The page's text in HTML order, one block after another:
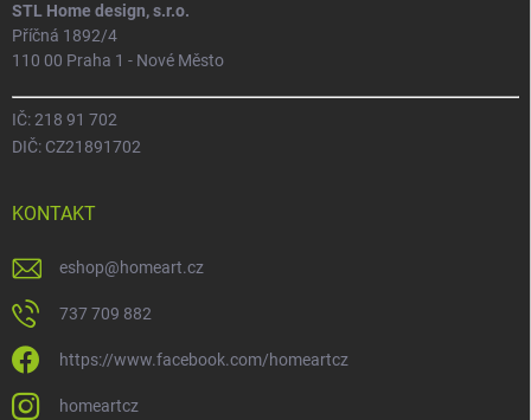
STL Home design, s.r.o.
Příčná 1892/4
110 00 Praha 1 - Nové Město
IČ: 218 91 702
DIČ: CZ21891702
KONTAKT
eshop@homeart.cz
737 709 882
https://www.facebook.com/homeartcz
homeartcz